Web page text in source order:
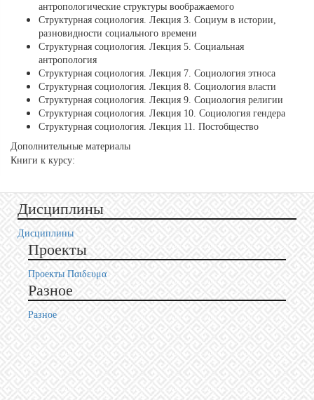
антропологические структуры воображаемого
Структурная социология. Лекция 3. Социум в истории,
разновидности социального времени
Структурная социология. Лекция 5. Социальная
антропология
Структурная социология. Лекция 7. Социология этноса
Структурная социология. Лекция 8. Социология власти
Структурная социология. Лекция 9. Социология религии
Структурная социология. Лекция 10. Социология гендера
Структурная социология. Лекция 11. Постобщество
Дополнительные материалы
Книги к курсу:
Дисциплины
Дисциплины
Проекты
Проекты Пαιδευμα
Разное
Разное